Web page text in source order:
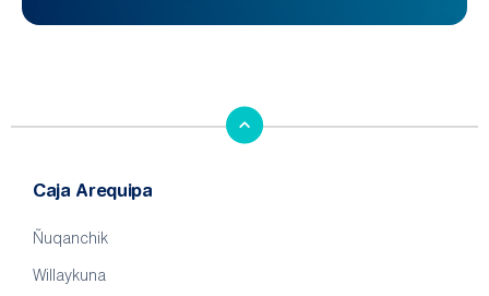
Caja Arequipa
Ñuqanchik
Willaykuna